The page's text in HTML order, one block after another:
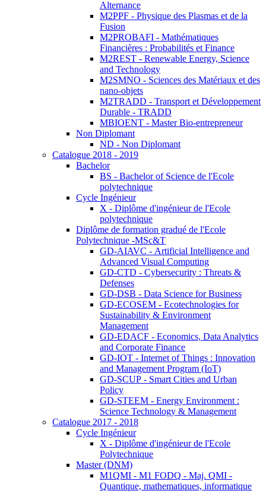
Alternance
M2PPF - Physique des Plasmas et de la
Fusion
M2PROBAFI - Mathématiques
Financières : Probabilités et Finance
M2REST - Renewable Energy, Science
and Technology
M2SMNO - Sciences des Matériaux et des
nano-objets
M2TRADD - Transport et Développement
Durable - TRADD
MBIOENT - Master Bio-entrepreneur
Non Diplomant
ND - Non Diplomant
Catalogue 2018 - 2019
Bachelor
BS - Bachelor of Science de l'Ecole
polytechnique
Cycle Ingénieur
X - Diplôme d'ingénieur de l'Ecole
polytechnique
Diplôme de formation gradué de l'Ecole
Polytechnique -MSc&T
GD-AIAVC - Artificial Intelligence and
Advanced Visual Computing
GD-CTD - Cybersecurity : Threats &
Defenses
GD-DSB - Data Science for Business
GD-ECOSEM - Ecotechnologies for
Sustainability & Environment
Management
GD-EDACF - Economics, Data Analytics
and Corporate Finance
GD-IOT - Internet of Things : Innovation
and Management Program (IoT)
GD-SCUP - Smart Cities and Urban
Policy
GD-STEEM - Energy Environment :
Science Technology & Management
Catalogue 2017 - 2018
Cycle Ingénieur
X - Diplôme d'ingénieur de l'Ecole
Polytechnique
Master (DNM)
M1QMI - M1 FODQ - Maj. QMI -
Quantique, mathematiques, informatique